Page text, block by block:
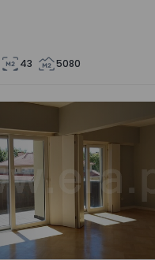
43 5080
Foz - 1536983 - 12